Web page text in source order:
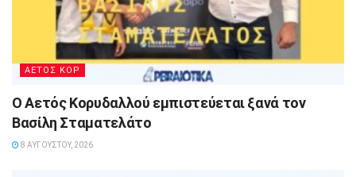
ΑΕΤΟΣ ΚΟΡ
Ο Αετός Κορυδαλλού εμπιστεύεται ξανά τον
Βασίλη Σταματελάτο
8 ΑΥΓΟΎΣΤΟΥ, 2026